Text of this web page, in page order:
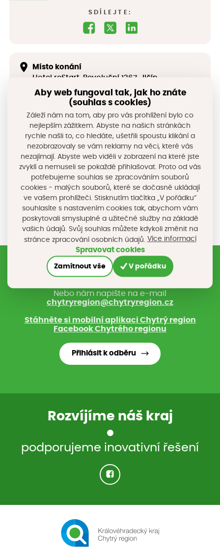
SDÍLEJTE:
Místo konání
Hotel reStart, Revoluční 1267, Jičín
Web akce
https://www.proinovace.cz/cs/udalosti/cest
y-k-udrzitelnosti-11466
Uhlíková stopa, udržitelnost a odpadové hospodářství
pro MSP.
Sdílejte na sociálních sítích
Registrujte si náš newsletter
Nebo nám napište na e-mail
chytryregion@chytryregion.cz
Stáhněte si mobilní aplikaci Chytrý region
Facebook Chytrého regionu
Přihlásit k odběru
Rozvíjíme náš kraj
podporujeme inovativní řešení
Aby web fungoval tak, jak ho znáte
(souhlas s cookies)
Záleží nám na tom, aby pro vás prohlížení bylo co
nejlepším zážitkem. Abyste na našich stránkách
rychle našli to, co hledáte, ušetřili spoustu klikání a
nezobrazovaly se vám reklamy na věci, které vás
nezajímají. Abyste web viděli v zobrazení na které jste
zvyklí a nemuseli se pokaždé přihlašovat. Proto od vás
potřebujeme souhlas se zpracováním souborů
cookies - malých souborů, které se dočasně ukládají
ve vašem prohlížeči. Stisknutím tlačítka „V pořádku“
souhlasíte s nastavením cookies tak, abychom vám
poskytovali smysluplné a užitečné služby na základě
vašich údajů. Svůj souhlas můžete kdykoli změnit na
stránce zpracování osobních údajů. Více informací
Spravovat cookies
Zamítnout vše V pořádku